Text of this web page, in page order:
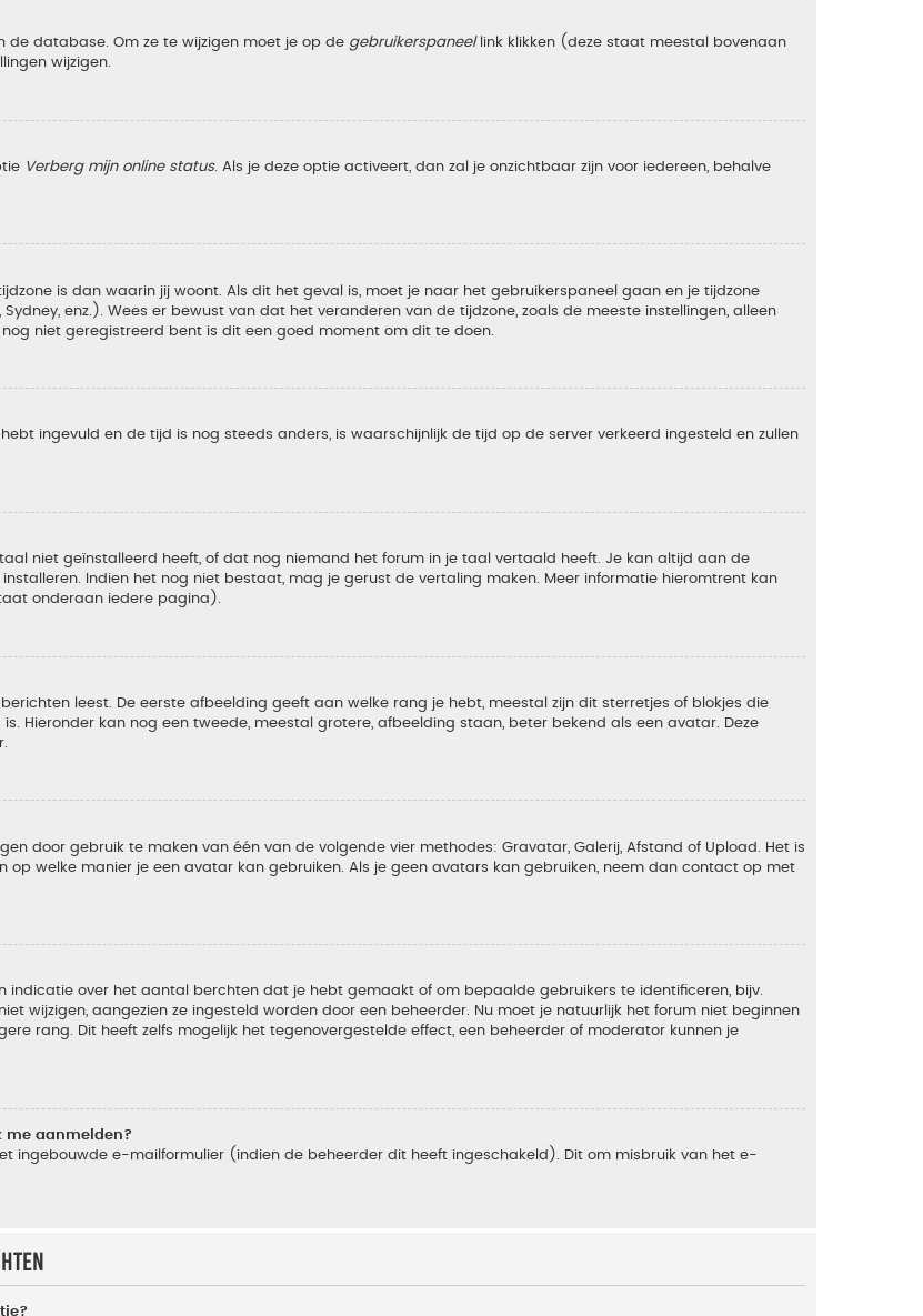
de database. Om ze te wijzigen moet je op de gebruikerspaneellink klikken (deze staat meestal bovenaan
wijzigen.
Verberg mijn online status. Als je deze optie activeert, dan zal je onzichtbaar zijn voor iedereen, behalve
is dan waarin jij woont. Als dit het geval is, moet je naar het gebruikerspaneel gaan en je tijdzone
enz.). Wees er bewust van dat het veranderen van de tijdzone, zoals de meeste instellingen, alleen
niet geregistreerd bent is dit een goed moment om dit te doen.
ingevuld en de tijd is nog steeds anders, is waarschijnlijk de tijd op de server verkeerd ingesteld en zullen
niet geïnstalleerd heeft, of dat nog niemand het forum in je taal vertaald heeft. Je kan altijd aan de
Indien het nog niet bestaat, mag je gerust de vertaling maken. Meer informatie hieromtrent kan
onderaan iedere pagina).
leest. De eerste afbeelding geeft aan welke rang je hebt, meestal zijn dit sterretjes of blokjes die
Hieronder kan nog een tweede, meestal grotere, afbeelding staan, beter bekend als een avatar. Deze
door gebruik te maken van één van de volgende vier methodes: Gravatar, Galerij, Afstand of Upload. Het is
welke manier je een avatar kan gebruiken. Als je geen avatars kan gebruiken, neem dan contact op met
indicatie over het aantal berchten dat je hebt gemaakt of om bepaalde gebruikers te identificeren, bijv.
wijzigen, aangezien ze ingesteld worden door een beheerder. Nu moet je natuurlijk het forum niet beginnen
rang. Dit heeft zelfs mogelijk het tegenovergestelde effect, een beheerder of moderator kunnen je
me aanmelden?
ingebouwde e-mailformulier (indien de beheerder dit heeft ingeschakeld). Dit om misbruik van het e-